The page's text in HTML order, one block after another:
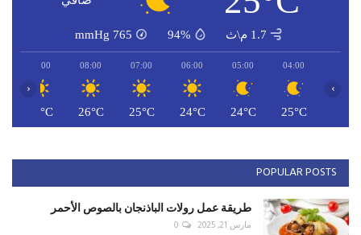
1.7 م\ث 94%
765
mmHg
04:00
25°C
05:00
24°C
06:00
24°C
07:00
25°C
08:00
26°C
09:00
28°C
‹ ›
POPULAR POSTS
طريقة عمل رولات الباذنجان بالصوص الأحمر
مارس 21, 2025 0